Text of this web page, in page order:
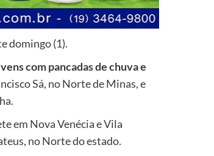
domingo (1).
com pancadas de chuva e
Sá, no Norte de Minas, e
em Nova Venécia e Vila
no Norte do estado.